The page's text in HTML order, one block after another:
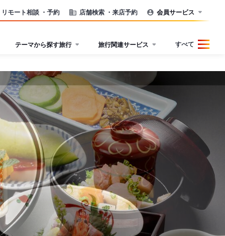
リモート相談 ・予約 店舗検索 ・来店予約 会員サービス
テーマから探す旅行 旅行関連サービス すべて